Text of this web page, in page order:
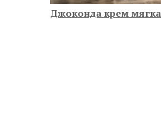
Джоконда крем